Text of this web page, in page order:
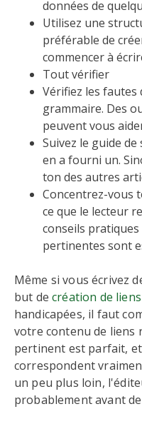
données de
Utilisez une
préférable de
commencer à
Tout vérifier
Vérifiez les
grammaire. Des
peuvent vous
Suivez le guide
en a fourni un.
ton des autres
Concentrez-vous
ce que le lecteur
conseils
pertinentes sont
Même si vous écrivez
but de création de liens
handicapées, il faut
votre contenu de liens
pertinent est parfait,
correspondent
un peu plus loin,
probablement avant